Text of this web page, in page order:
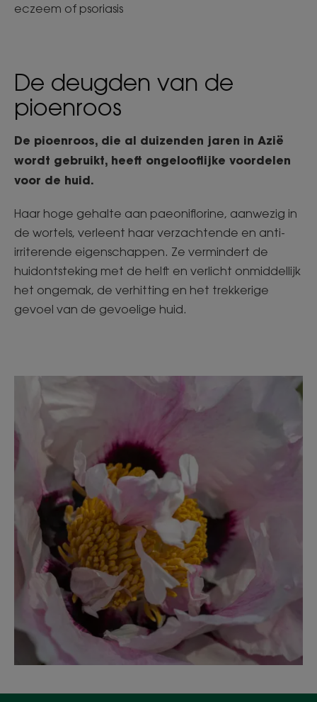
eczeem of psoriasis
De deugden van de
pioenroos
De pioenroos, die al duizenden jaren in Azië
wordt gebruikt, heeft ongelooflijke voordelen
voor de huid.
Haar hoge gehalte aan paeoniflorine, aanwezig in
de wortels, verleent haar verzachtende en anti-
irriterende eigenschappen. Ze vermindert de
huidontsteking met de helft en verlicht onmiddellijk
het ongemak, de verhitting en het trekkerige
gevoel van de gevoelige huid.